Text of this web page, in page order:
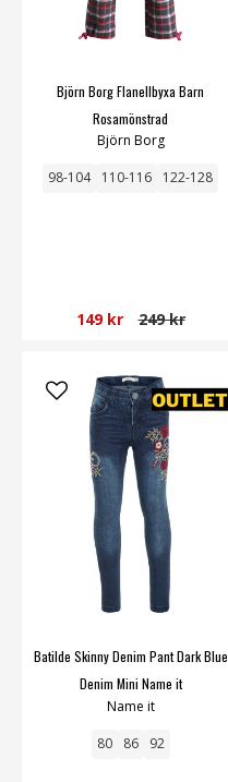
Björn Borg Flanellbyxa Barn
Rosamönstrad
Björn Borg
98-104 110-116 122-128
149 kr 249 kr
Batilde Skinny Denim Pant Dark Blue
Denim Mini Name it
Name it
80 86 92